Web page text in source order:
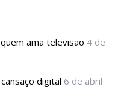
ama televisão 4 de
digital 6 de abril